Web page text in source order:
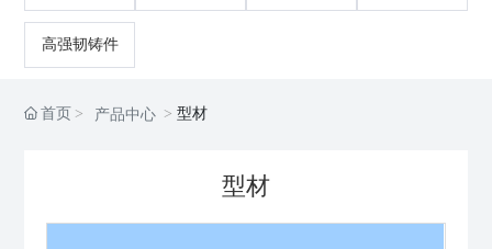
项目案例
高强韧铸件
首页 产品中心 型材
型材